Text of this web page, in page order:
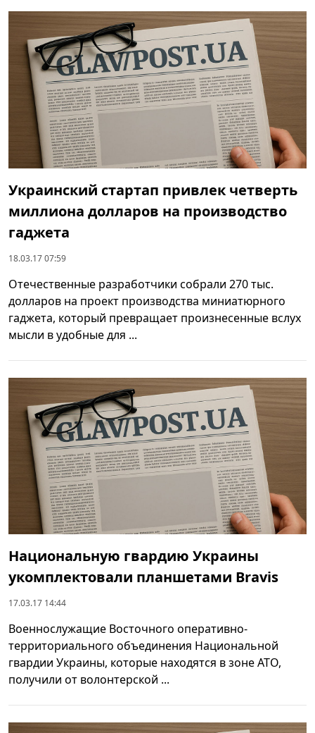
Украинский стартап привлек четверть
миллиона долларов на производство
гаджета
18.03.17 07:59
Отечественные разработчики собрали 270 тыс.
долларов на проект производства миниатюрного
гаджета, который превращает произнесенные вслух
мысли в удобные для ...
Национальную гвардию Украины
укомплектовали планшетами Bravis
17.03.17 14:44
Военнослужащие Восточного оперативно-
территориального объединения Национальной
гвардии Украины, которые находятся в зоне АТО,
получили от волонтерской ...